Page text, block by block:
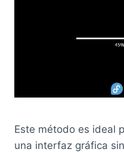
Este método es ideal
una interfaz gráfica